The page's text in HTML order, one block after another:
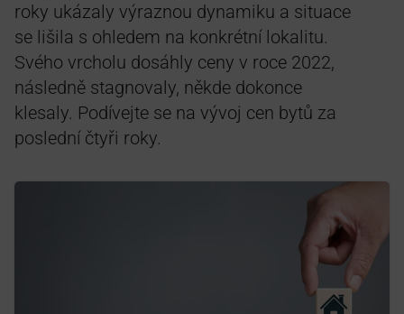
roky ukázaly výraznou dynamiku a situace
se lišila s ohledem na konkrétní lokalitu.
Svého vrcholu dosáhly ceny v roce 2022,
následně stagnovaly, někde dokonce
klesaly. Podívejte se na vývoj cen bytů za
poslední čtyři roky.